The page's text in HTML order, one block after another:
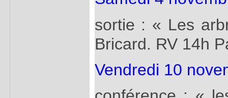
sortie : « Les
Bricard. RV 14h
Vendredi 10